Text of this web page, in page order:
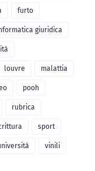
furto
giuridica
louvre malattia
pooh
rubrica
sport
vinili